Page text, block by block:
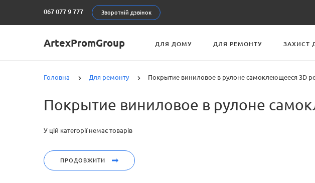
067 077 9 777 Зворотній дзвінок
ArtexPromGroup ДЛЯ ДОМУ ДЛЯ РЕМОНТУ ЗАХИСТ
Головна Для ремонту Покрытие виниловое в рулоне самоклеющееся 3D
Покрытие виниловое в рулоне
У цій категорії немає товарів
ПРОДОВЖИТИ